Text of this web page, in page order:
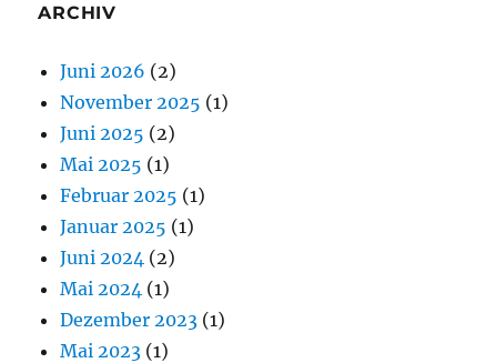
ARCHIV
Juni 2026 (2)
November 2025 (1)
Juni 2025 (2)
Mai 2025 (1)
Februar 2025 (1)
Januar 2025 (1)
Juni 2024 (2)
Mai 2024 (1)
Dezember 2023 (1)
Mai 2023 (1)